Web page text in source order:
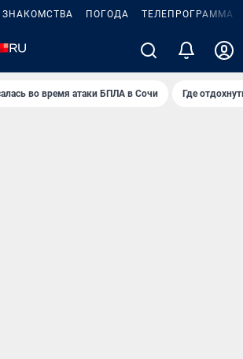
ЗНАКОМСТВА ПОГОДА ТЕЛЕПРОГРАММА
во время атаки БПЛА в Сочи Где